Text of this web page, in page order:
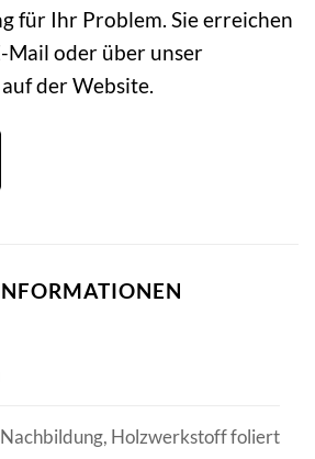
für Ihr Problem. Sie erreichen
Mail oder über unser
der Website.
Holzwerkstoff foliert